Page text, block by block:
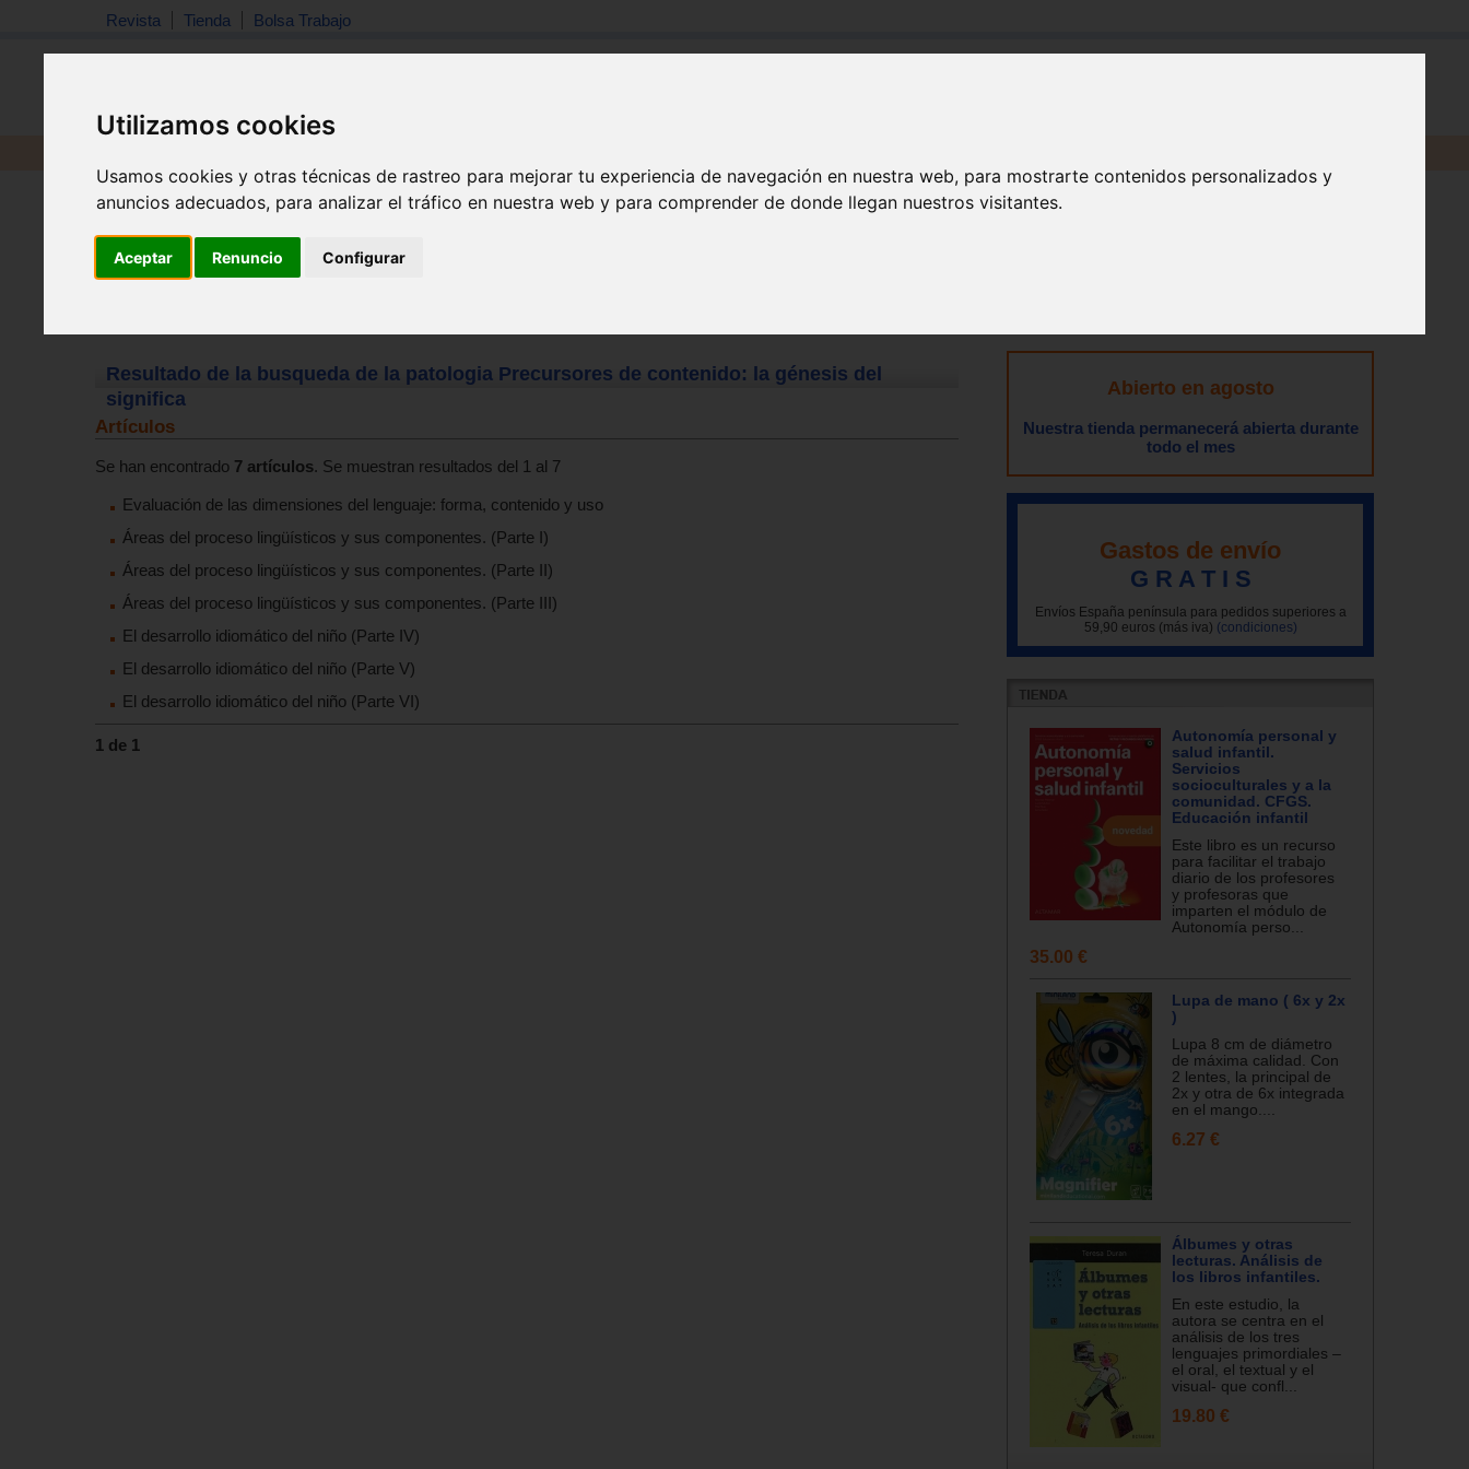
Utilizamos cookies
Usamos cookies y otras técnicas de rastreo para mejorar tu experiencia de navegación en nuestra web, para mostrarte contenidos personalizados y
anuncios adecuados, para analizar el tráfico en nuestra web y para comprender de donde llegan nuestros visitantes.
Aceptar Renuncio Configurar
Revista Tienda Bolsa Trabajo
Resultado de la busqueda de la patologia Precursores de contenido: la génesis del
significa
Artículos
Se han encontrado 7 artículos. Se muestran resultados del 1 al 7
Evaluación de las dimensiones del lenguaje: forma, contenido y uso
Áreas del proceso lingüísticos y sus componentes. (Parte I)
Áreas del proceso lingüísticos y sus componentes. (Parte II)
Áreas del proceso lingüísticos y sus componentes. (Parte III)
El desarrollo idiomático del niño (Parte IV)
El desarrollo idiomático del niño (Parte V)
El desarrollo idiomático del niño (Parte VI)
1 de 1
Abierto en agosto
Nuestra tienda permanecerá abierta durante
todo el mes
Gastos de envío
G R A T I S
Envíos España península para pedidos superiores a
59,90 euros (más iva) (condiciones)
Autonomía personal y
salud infantil.
Servicios
socioculturales y a la
comunidad. CFGS.
Educación infantil
Este libro es un recurso
para facilitar el trabajo
diario de los profesores
y profesoras que
imparten el módulo de
Autonomía perso...
35.00 €
Lupa de mano ( 6x y 2x
)
Lupa 8 cm de diámetro
de máxima calidad. Con
2 lentes, la principal de
2x y otra de 6x integrada
en el mango....
6.27 €
Álbumes y otras
lecturas. Análisis de
los libros infantiles.
En este estudio, la
autora se centra en el
análisis de los tres
lenguajes primordiales –
el oral, el textual y el
visual- que confl...
19.80 €